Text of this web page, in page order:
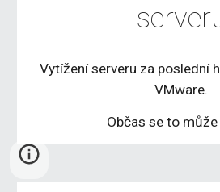
Vytížení serveru za poslední
VMware.
Občas se to